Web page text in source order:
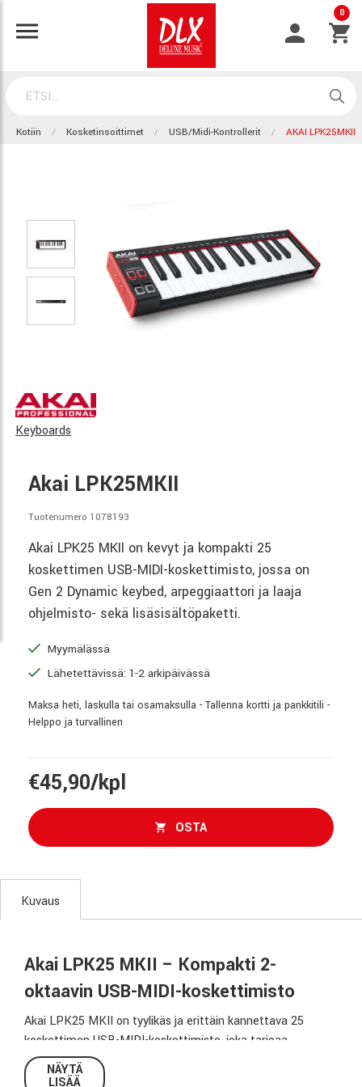
0
Kotiin Kosketinsoittimet USB/Midi-Kontrollerit AKAI LPK25MKII
Keyboards
Akai LPK25MKII
Tuotenumero 1078193
Akai LPK25 MKII on kevyt ja kompakti 25
koskettimen USB-MIDI-koskettimisto, jossa on
Gen 2 Dynamic keybed, arpeggiaattori ja laaja
ohjelmisto- sekä lisäsisältöpaketti.
Myymälässä
Lähetettävissä: 1-2 arkipäivässä
Maksa heti, laskulla tai osamaksulla - Tallenna kortti ja pankkitili -
Helppo ja turvallinen
€45,90/kpl
OSTA
Kuvaus
Akai LPK25 MKII – Kompakti 2-
oktaavin USB-MIDI-koskettimisto
Akai LPK25 MKII on tyylikäs ja erittäin kannettava 25
koskettimen USB-MIDI-koskettimisto, joka tarjoaa
erinomaisen soittotuntuman ja toimii täydellisesti kaikkien
suosituimpien musiikkiohjelmien kanssa. Se on täydellinen
NÄYTÄ
LISÄÄ